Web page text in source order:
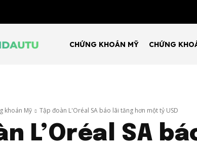
CHỨNG KHOÁN MỸ CHỨNG
khoán Mỹ Tập đoàn L'Oréal SA báo lãi tăng hơn một tỷ USD
L’Oréal SA